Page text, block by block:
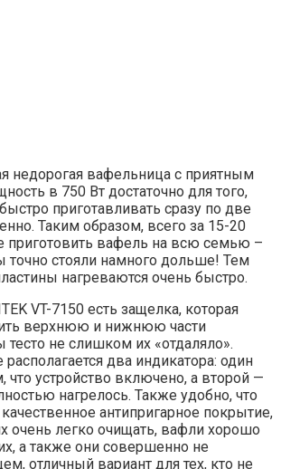
недорогая вафельница с приятным
в 750 Вт достаточно для того,
приготавливать сразу по две
Таким образом, всего за 15-20
приготовить вафель на всю семью –
точно стояли намного дольше! Тем
нагреваются очень быстро.
VT-7150 есть защелка, которая
верхнюю и нижнюю части
тесто не слишком их «отдаляло».
два индикатора: один
что устройство включено, а второй —
нагрелось. Также удобно, что
антипригарное покрытие,
очень легко очищать, вафли хорошо
а также они совершенно не
отличный вариант для тех, кто не